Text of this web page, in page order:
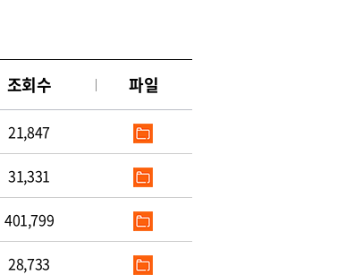
조회수 파일
21,847
31,331
401,799
28,733